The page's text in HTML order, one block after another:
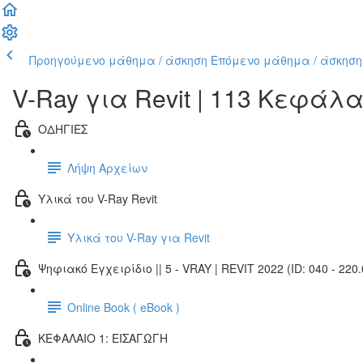
Προηγούμενο μάθημα / άσκηση Επόμενο μάθημα / άσκηση
V-Ray για Revit | 113
ΟΔΗΓΙΕΣ
Λήψη Αρχείων
Υλικά του V-Ray Revit
Υλικά του V-Ray για Revit
Ψηφιακό Εγχειρίδιο || 5 - VRAY | REVIT 2022 (ID: 040 -
Online Book ( eBook )
ΚΕΦΑΛΑΙΟ 1: ΕΙΣΑΓΩΓΗ